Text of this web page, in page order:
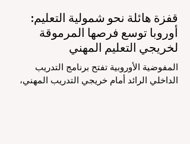
قفزة هائلة نحو شمولية التعليم:
أوروبا توسع فرصها المرموقة
لخريجي التعليم المهني
المفوضية الأوروبية تفتح برنامج التدريب
الداخلي الرائد أمام خريجي التدريب المهني،